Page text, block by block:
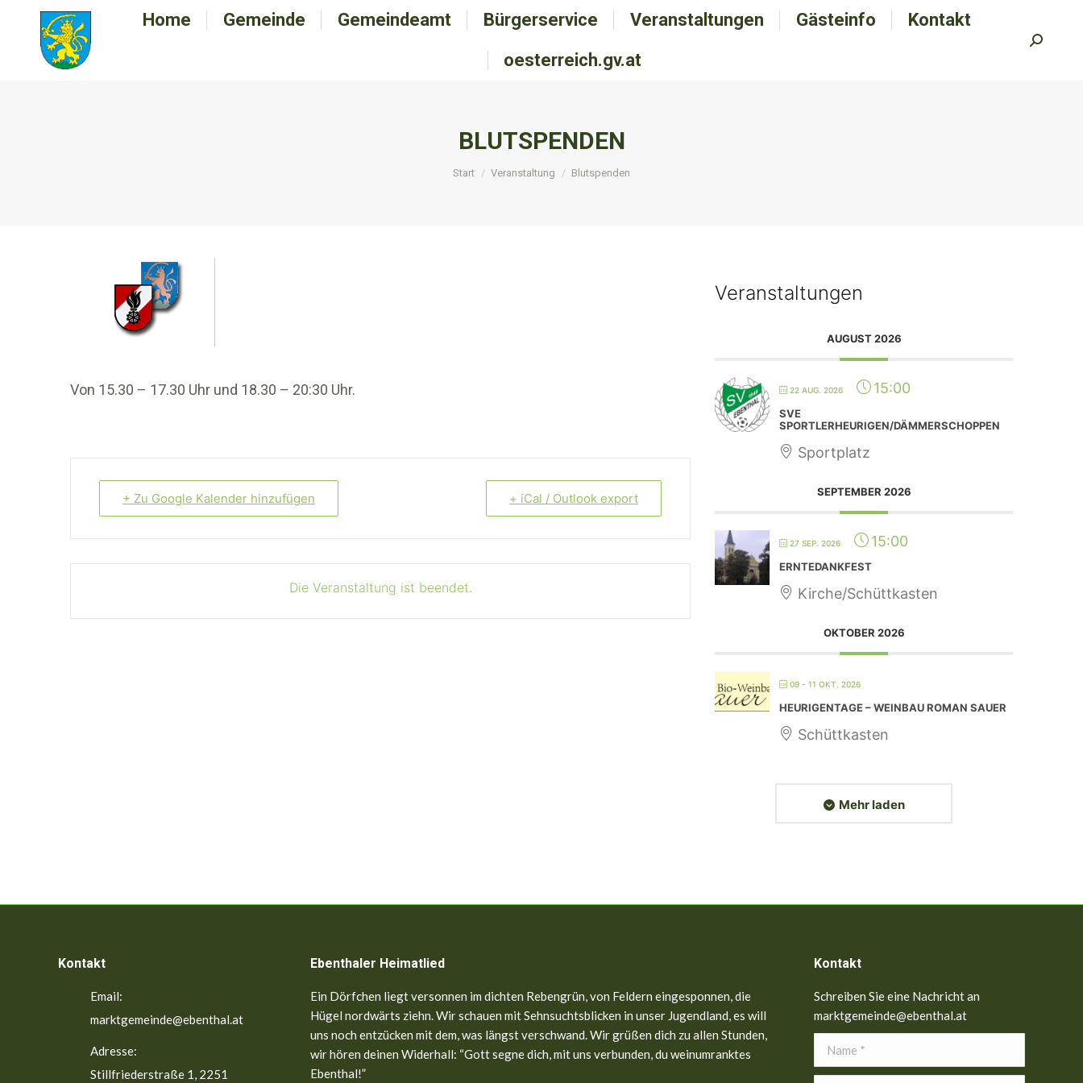
Home Gemeinde Gemeindeamt Bürgerservice Veranstaltungen Gästeinfo
Kontakt
oesterreich.gv.at
Search:
BLUTSPENDEN
Sie befinden sich hier:
Start Veranstaltung Blutspenden
Von 15.30 – 17.30 Uhr und 18.30 – 20:30 Uhr.
+ Zu Google Kalender hinzufügen + iCal / Outlook export
Die Veranstaltung ist beendet.
Veranstaltungen
AUGUST 2026
22 AUG. 2026 15:00
SVE
SPORTLERHEURIGEN/DÄMMERSCHOPPEN
Sportplatz
SEPTEMBER 2026
27 SEP. 2026 15:00
ERNTEDANKFEST
Kirche/Schüttkasten
OKTOBER 2026
09 - 11 OKT. 2026
HEURIGENTAGE – WEINBAU ROMAN SAUER
Schüttkasten
Mehr laden
Kontakt
Email:
marktgemeinde@ebenthal.at
Adresse:
Stillfriederstraße 1, 2251
Ebenthaler Heimatlied
Ein Dörfchen liegt versonnen im dichten Rebengrün, von Feldern eingesponnen, die
Hügel nordwärts ziehn. Wir schauen mit Sehnsuchtsblicken in unser Jugendland, es will
uns noch entzücken mit dem, was längst verschwand. Wir grüßen dich zu allen Stunden,
wir hören deinen Widerhall: “Gott segne dich, mit uns verbunden, du weinumranktes
Ebenthal!”
Kontakt
Schreiben Sie eine Nachricht an
marktgemeinde@ebenthal.at
Name *
Home Gemeinde Gemeindeamt Bürgerservice Veranstaltungen Gästeinfo
Kontakt
oesterreich.gv.at
Search: